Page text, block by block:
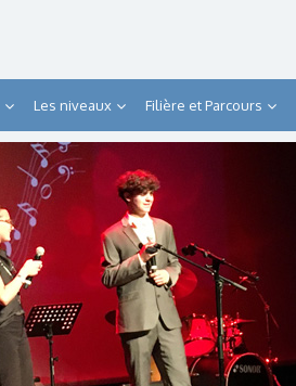
Les niveaux Filière et Parcours